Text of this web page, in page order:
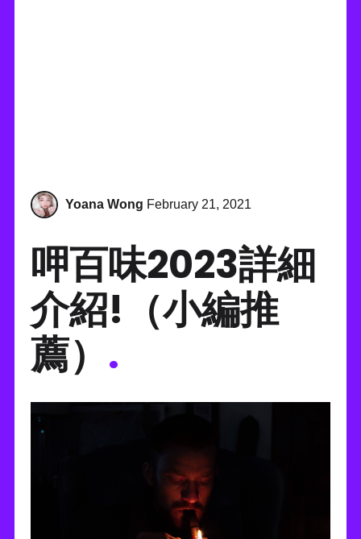
Yoana Wong February 21, 2021
呷百味2023詳細
介紹!（小編推
薦） .